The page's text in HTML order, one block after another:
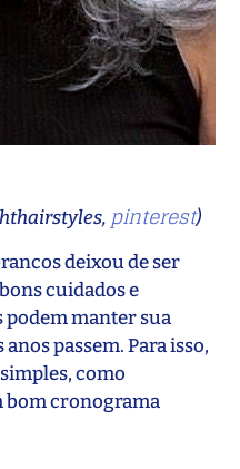
pinterest)
deixou de ser
cuidados e
podem manter sua
passem. Para isso,
como
bom cronograma